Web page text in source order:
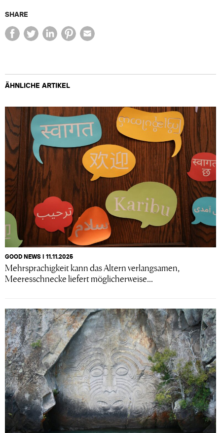
SHARE
ÄHNLICHE ARTIKEL
GOOD NEWS I 11.11.2025
Mehrsprachigkeit kann das Altern verlangsamen,
Meeresschnecke liefert möglicherweise...